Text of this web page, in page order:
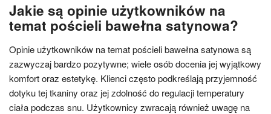
Jakie są opinie użytkowników na
temat pościeli bawełna satynowa?
Opinie użytkowników na temat pościeli bawełna satynowa są
zazwyczaj bardzo pozytywne; wiele osób docenia jej wyjątkowy
komfort oraz estetykę. Klienci często podkreślają przyjemność
dotyku tej tkaniny oraz jej zdolność do regulacji temperatury
ciała podczas snu. Użytkownicy zwracają również uwagę na